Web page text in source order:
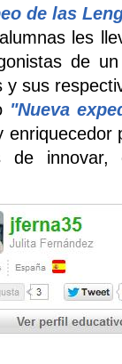
de las
les
de
sus
"Nueva
de